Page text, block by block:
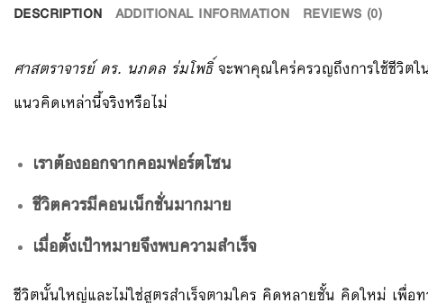
DESCRIPTION ADDITIONAL INFORMATION REVIEWS (0)
ศาสตราจารย์ ดร. นภดล ร่มโพธิ์จะพาคุณใคร่ครวญถึงการใช้ชีวิต
แนวคิดเหล่านี้จริงหรือไม่
เราต้องออกจากคอมฟอร์ตโซน
ชีวิตควรมีคอนเน็กชั่นมากมาย
เมื่อตั้งเป้าหมายจึงพบความสำเร็จ
ชีวิตนั้นใหญ่และไม่ใช่สูตรสำเร็จตามใคร คิดหลายชั้น คิดใหม่ เพื่อ